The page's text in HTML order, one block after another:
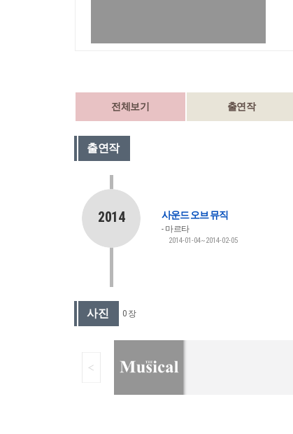
전체보기 출연작
출연작
2014 사운드 오브 뮤직
마르타
2014-01-04~2014-02-05
사진 0 장